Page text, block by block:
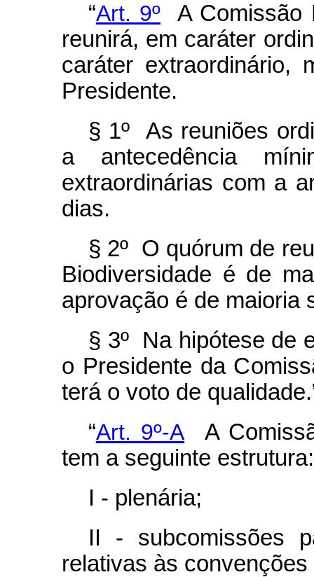
“Art. 9ºA Comissão
reunirá, em caráter
caráter extraordinário,
Presidente.
§ 1º As reuniões
a antecedência
extraordinárias com a
dias.
§ 2º O quórum de
Biodiversidade é de
aprovação é de maioria
§ 3º Na hipótese de
o Presidente da
terá o voto de
“Art. 9º-A A
tem a seguinte estrutura:
I - plenária;
II - subcomissões
relativas às